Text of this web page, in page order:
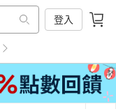
登入